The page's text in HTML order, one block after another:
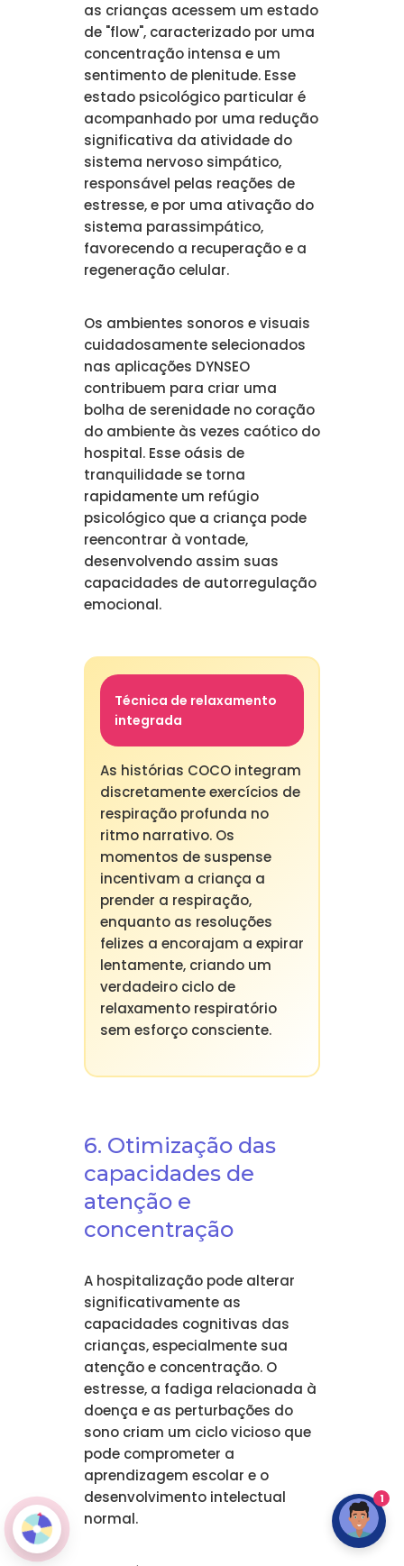
as crianças acessem um estado
de "flow", caracterizado por uma
concentração intensa e um
sentimento de plenitude. Esse
estado psicológico particular é
acompanhado por uma redução
significativa da atividade do
sistema nervoso simpático,
responsável pelas reações de
estresse, e por uma ativação do
sistema parassimpático,
favorecendo a recuperação e a
regeneração celular.
Os ambientes sonoros e visuais
cuidadosamente selecionados
nas aplicações DYNSEO
contribuem para criar uma
bolha de serenidade no coração
do ambiente às vezes caótico do
hospital. Esse oásis de
tranquilidade se torna
rapidamente um refúgio
psicológico que a criança pode
reencontrar à vontade,
desenvolvendo assim suas
capacidades de autorregulação
emocional.
Técnica de relaxamento
integrada
As histórias COCO integram
discretamente exercícios de
respiração profunda no
ritmo narrativo. Os
momentos de suspense
incentivam a criança a
prender a respiração,
enquanto as resoluções
felizes a encorajam a expirar
lentamente, criando um
verdadeiro ciclo de
relaxamento respiratório
sem esforço consciente.
6. Otimização das
capacidades de
atenção e
concentração
A hospitalização pode alterar
significativamente as
capacidades cognitivas das
crianças, especialmente sua
atenção e concentração. O
estresse, a fadiga relacionada à
doença e as perturbações do
sono criam um ciclo vicioso que
pode comprometer a
aprendizagem escolar e o
desenvolvimento intelectual
normal.
1